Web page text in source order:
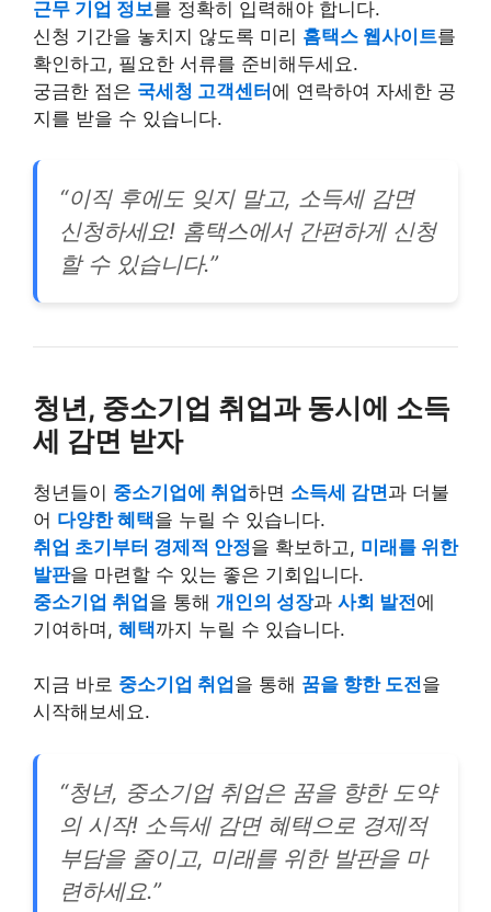
근무 기업 정보를 정확히 입력해야 합니다.
신청 기간을 놓치지 않도록 미리 홈택스 웹사이트를
확인하고, 필요한 서류를 준비해두세요.
궁금한 점은 국세청 고객센터에 연락하여 자세한 공
지를 받을 수 있습니다.
“이직 후에도 잊지 말고, 소득세 감면
신청하세요! 홈택스에서 간편하게 신청
할 수 있습니다.”
청년, 중소기업 취업과 동시에 소득
세 감면 받자
청년들이 중소기업에 취업하면 소득세 감면과 더불
어 다양한 혜택을 누릴 수 있습니다.
취업 초기부터 경제적 안정을 확보하고, 미래를 위한
발판을 마련할 수 있는 좋은 기회입니다.
중소기업 취업 을 통해 개인의 성장과 사회 발전에
기여하며, 혜택까지 누릴 수 있습니다.
지금 바로 중소기업 취업 을 통해 꿈을 향한 도전을
시작해보세요.
“청년, 중소기업 취업은 꿈을 향한 도약
의 시작! 소득세 감면 혜택으로 경제적
부담을 줄이고, 미래를 위한 발판을 마
련하세요.”